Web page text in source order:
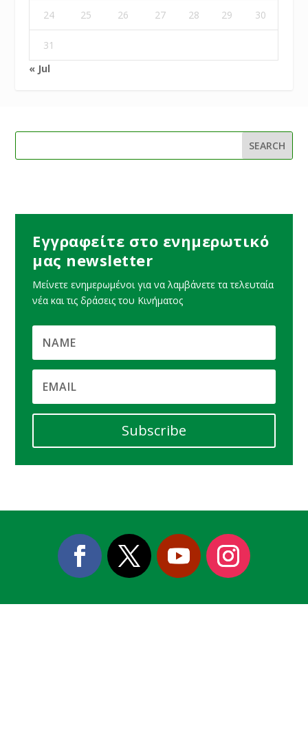
24 25 26 27 28 29 30
31
« Jul
Εγγραφείτε στο ενημερωτικό
μας newsletter
Μείνετε ενημερωμένοι για να λαμβάνετε τα τελευταία
νέα και τις δράσεις του Κινήματος
Subscribe